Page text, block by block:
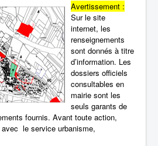
Vie Municipale
D'URBANISME
Avertissement :
Sur le site
internet, les
renseignements
sont donnés à titre
d’information. Les
dossiers officiels
consultables en
mairie sont les
seuls garants de
fournis. Avant toute action,
avec le service urbanisme,